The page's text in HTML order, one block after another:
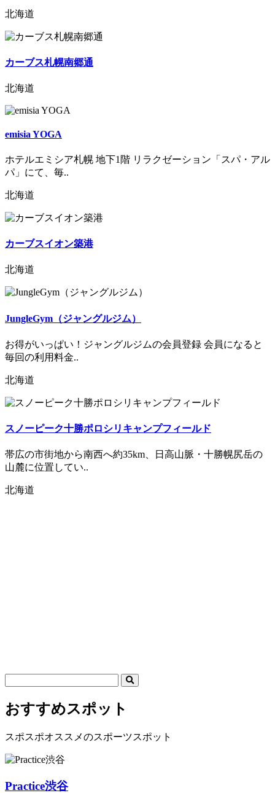
北海道
カーブス札幌南郷通
北海道
emisia YOGA
ホテルエミシア札幌 地下1階 リラクゼーション「スパ・アル
パ」にて、毎..
北海道
カーブスイオン築港
北海道
JungleGym（ジャングルジム）
お得がいっぱい！ジャングルジムの会員登録 会員になると
毎回の利用料金..
北海道
スノーピーク十勝ポロシリキャンプフィールド
帯広の市街地から南西へ約35km、日高山脈・十勝幌尻岳の
山麓に位置してい..
北海道
おすすめスポット
スポスポオススメのスポーツスポット
Practice渋谷